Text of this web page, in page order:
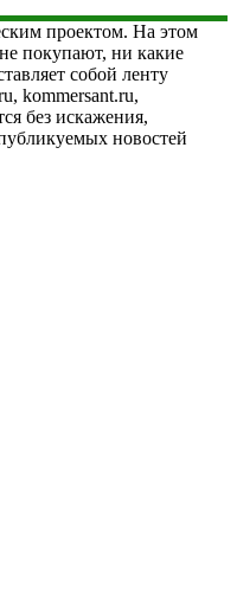
проектом. На этом
покупают, ни какие
собой ленту
kommersant.ru,
без искажения,
новостей